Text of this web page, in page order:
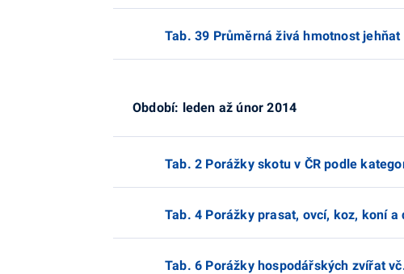
Tab. 39 Průměrná živá hmotnost
Období: leden až únor 2014
Tab. 2 Porážky skotu v ČR podle
Tab. 4 Porážky prasat, ovcí, koz, koní a
Tab. 6 Porážky hospodářských zvířat